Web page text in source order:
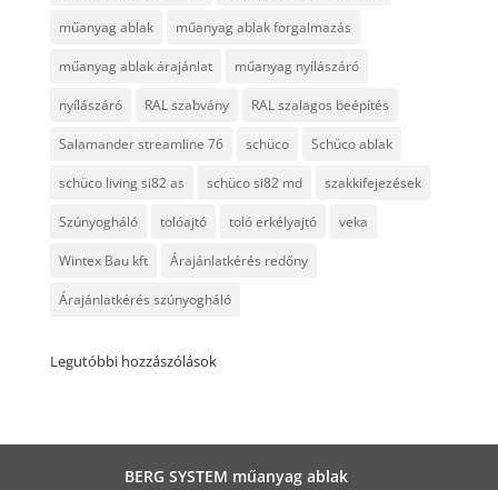
műanyag ablak műanyag ablak forgalmazás
műanyag ablak árajánlat műanyag nyílászáró
nyílászáró RAL szabvány RAL szalagos beépítés
Salamander streamline 76 schüco Schüco ablak
schüco living si82 as schüco si82 md szakkifejezések
Szúnyogháló tolóajtó toló erkélyajtó veka
Wintex Bau kft Árajánlatkérés redőny
Árajánlatkérés szúnyogháló
Legutóbbi hozzászólások
BERG SYSTEM műanyag ablak